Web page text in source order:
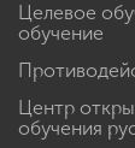
Целевое
обучение
Центр
обучения